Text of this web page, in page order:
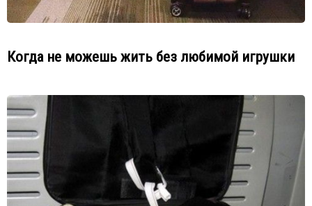
Когда не можешь жить без любимой игрушки